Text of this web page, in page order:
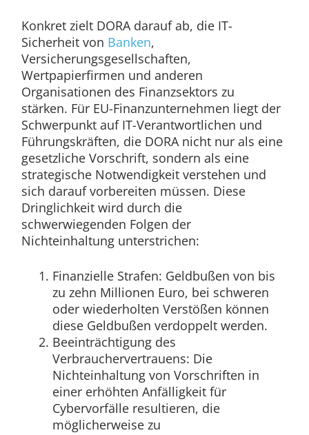
Konkret zielt DORA darauf ab, die IT-
Sicherheit von Banken,
Versicherungsgesellschaften,
Wertpapierfirmen und anderen
Organisationen des Finanzsektors zu
stärken. Für EU-Finanzunternehmen liegt der
Schwerpunkt auf IT-Verantwortlichen und
Führungskräften, die DORA nicht nur als eine
gesetzliche Vorschrift, sondern als eine
strategische Notwendigkeit verstehen und
sich darauf vorbereiten müssen. Diese
Dringlichkeit wird durch die
schwerwiegenden Folgen der
Nichteinhaltung unterstrichen:
Finanzielle Strafen: Geldbußen von bis
zu zehn Millionen Euro, bei schweren
oder wiederholten Verstößen können
diese Geldbußen verdoppelt werden.
Beeinträchtigung des
Verbrauchervertrauens: Die
Nichteinhaltung von Vorschriften in
einer erhöhten Anfälligkeit für
Cybervorfälle resultieren, die
möglicherweise zu